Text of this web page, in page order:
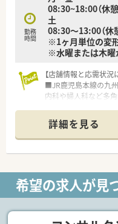
勤務
時間
08:30~18:00（休憩
土
08:30～13:00（休
※1ヶ月単位の変
※水曜または木曜
【店舗情報と応需状況
■JR鹿児島本線の九
内科や婦人科など多
■処方箋の約27％を
ず、幅広い疾患や処
です。
■常勤薬剤師5名と事
す。
【募集背景と求める人
詳細を見る
希望の求人が見